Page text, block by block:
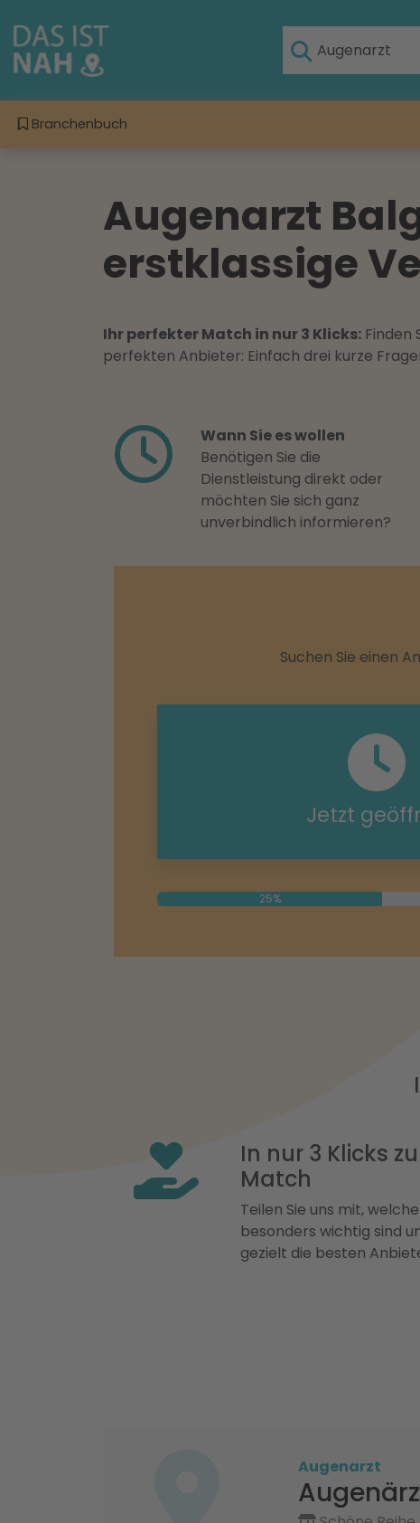
Branchenbuch
Augenarzt
erstklassige
Ihr perfekter Match in nur 3 Klicks: Finden
perfekten Anbieter: Einfach drei kurze
Wann Sie es wollen
Benötigen Sie die
Dienstleistung direkt oder
möchten Sie sich ganz
unverbindlich informieren?
Suchen Sie einen
Jetzt
25%
In nur 3 Klicks
Match
Teilen Sie uns mit,
besonders wichtig sind
gezielt die besten
Augenarzt